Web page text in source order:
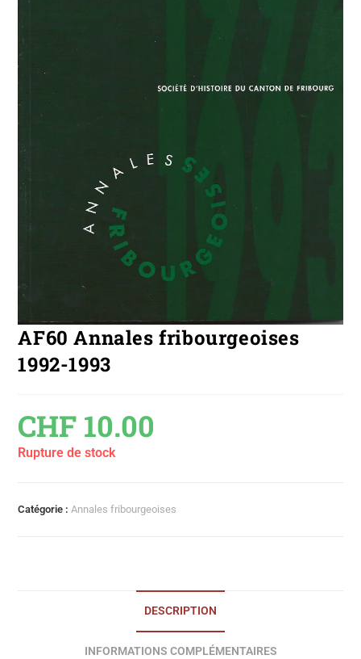
AF60 Annales fribourgeoises
1992-1993
CHF 10.00
Rupture de stock
Catégorie : Annales fribourgeoises
DESCRIPTION
INFORMATIONS COMPLÉMENTAIRES